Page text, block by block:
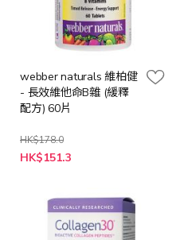
webber naturals 維柏健
- 長效維他命B雜 (緩釋
配方) 60片
HK$178.0
特
殊
HK$151.3